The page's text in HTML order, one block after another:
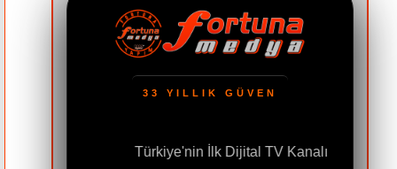
33 YILLIK GÜVEN
Türkiye'nin İlk Dijital TV Kanalı